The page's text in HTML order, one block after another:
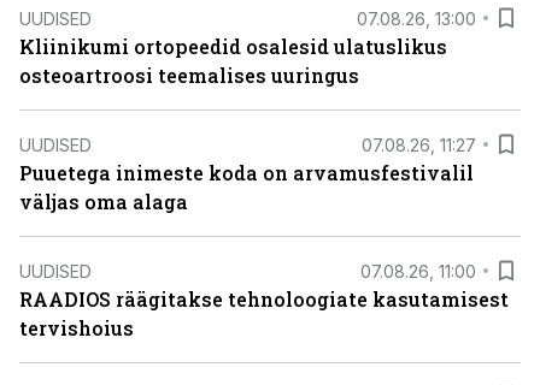
UUDISED 07.08.26, 13:00
Kliinikumi ortopeedid osalesid ulatuslikus
osteoartroosi teemalises uuringus
UUDISED 07.08.26, 11:27
Puuetega inimeste koda on arvamusfestivalil
väljas oma alaga
UUDISED 07.08.26, 11:00
RAADIOS räägitakse tehnoloogiate kasutamisest
tervishoius